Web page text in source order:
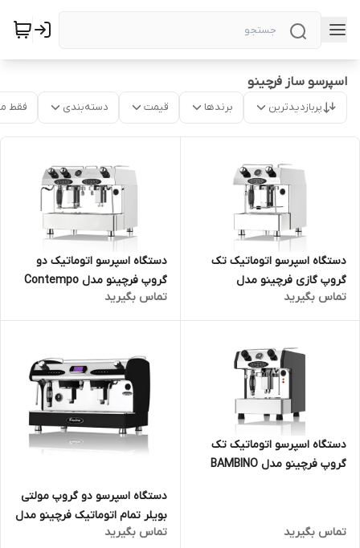
اسپرسو ساز فرچینو
پربازدیدترین برندها قیمت دسته‌بندی فقط
دستگاه اسپرسو اتوماتیک تک
گروپ گازی فرچینو مدل
Contempo Gas Automatic
تماس بگیرید
دستگاه اسپرسو اتوماتیک دو
گروپ فرچینو مدل Contempo
تماس بگیرید
دستگاه اسپرسو اتوماتیک تک
گروپ فرچینو مدل BAMBINO
تماس بگیرید
دستگاه اسپرسو دو گروپ مولتی
بویلر تمام اتوماتیک فرچینو مدل
PID FULL AUTOMATIC
تماس بگیرید